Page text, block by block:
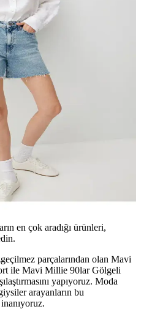
en çok aradığı ürünleri,
parçalarından olan Mavi
ile Mavi Millie 90lar Gölgeli
yapıyoruz. Moda
arayanların bu